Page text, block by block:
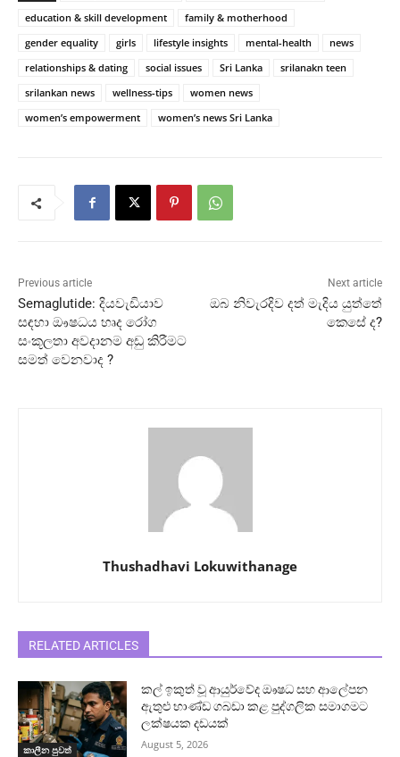
education & skill development
family & motherhood
gender equality
girls lifestyle insights mental-health
news
relationships & dating
social issues Sri Lanka
srilanakn teen
srilankan news
wellness-tips
women news
women’s empowerment
women’s news Sri Lanka
Previous article
Semaglutide: දියවැඩියාව
සඳහා ඖෂධය හෘද රෝග
සංකූලතා අවදානම අඩු කිරීමට
සමත් වෙනවාද ?
Next article
ඔබ නිවැරදිව දත් මැදිය යුත්තේ
කෙසේ ද?
Thushadhavi Lokuwithanage
RELATED ARTICLES
කාලීන පුවත්
කල් ඉකුත් වූ ආයුර්වේද ඖෂධ සහ ආලේපන
ඇතුළු භාණ්ඩ ගබඩා කළ පුද්ගලික සමාගමට
ලක්ෂයක දඩයක්
August 5, 2026